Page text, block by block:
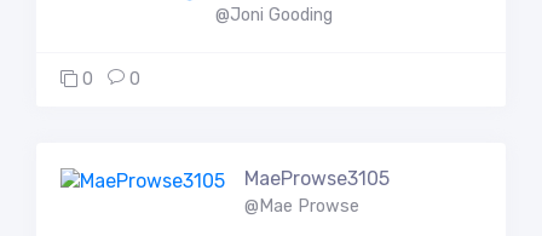
@Joni Gooding
0 0
MaeProwse3105
@Mae Prowse